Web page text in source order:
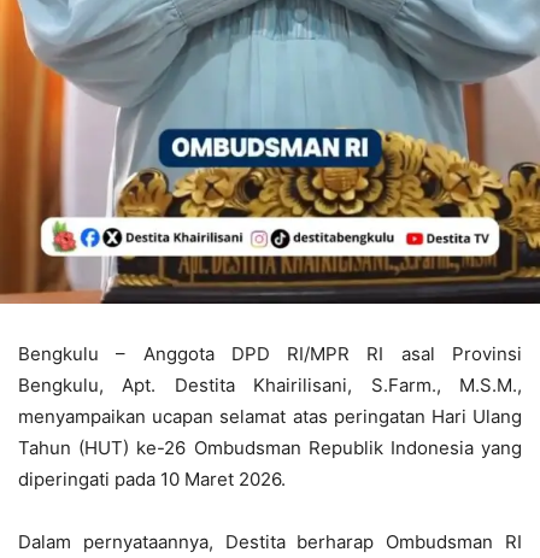
Bengkulu – Anggota DPD RI/MPR RI asal Provinsi
Bengkulu, Apt. Destita Khairilisani, S.Farm., M.S.M.,
menyampaikan ucapan selamat atas peringatan Hari Ulang
Tahun (HUT) ke-26 Ombudsman Republik Indonesia yang
diperingati pada 10 Maret 2026.
Dalam pernyataannya, Destita berharap Ombudsman RI